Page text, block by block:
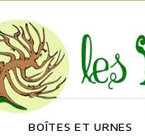
BOÎTES ET URNES